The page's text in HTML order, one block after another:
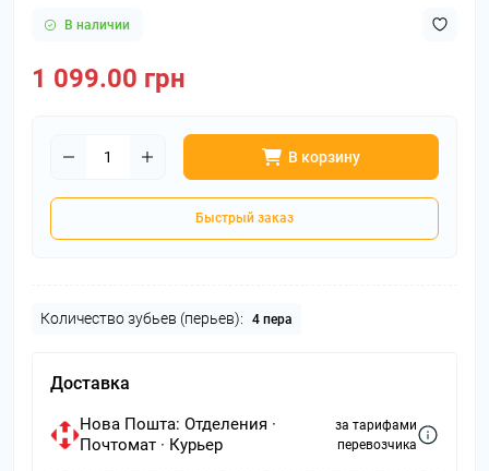
В наличии
1 099.00 грн
В корзину
Быстрый заказ
Количество зубьев (перьев): 4 пера
Доставка
Нова Пошта: Отделения ·
Почтомат · Курьер
за тарифами
перевозчика